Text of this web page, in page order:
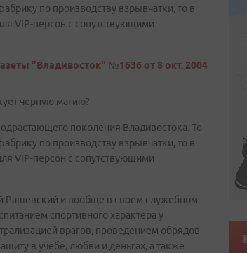
по производству взрывчатки, то в
VIP-персон с сопутствующими
"Владивосток" №1636 от 8 окт. 2004
черную магию?
поколения Владивостока. То
по производству взрывчатки, то в
VIP-персон с сопутствующими
Рашевский и вообще в своем служебном
спортивного характера у
врагов, проведением обрядов
в учебе, любви и деньгах, а также